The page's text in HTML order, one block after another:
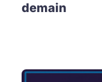
demain